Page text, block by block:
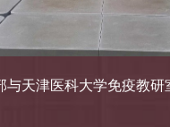
与天津医科大学免疫教研